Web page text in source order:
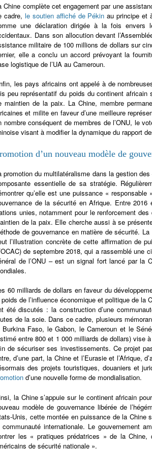
Chine complète cet engagement par une
cadre, le soutien affiché de Pékin au principe et
une déclaration dirigée à la fois envers
Dans son allocution devant
militaire de 100 millions de dollars sur
elle a conclu un accord prévoyant la
logistique de l’UA au Cameroun.
les pays africains ont appelé à de
peu représentatif du poids du continent
maintien de la paix. La Chine, membre
et milite en faveur d’une meilleure
nombre conséquent de membres de l’ONU, le
visant à modifier la dynamique du rapport
d’un nouveau modèle de
promotion du multilatéralisme dans la gestion
essentielle de sa stratégie.
qu’elle est une puissance «
de la sécurité en Afrique. Entre
unies, notamment pour le renforcement
de la paix. Elle cherche aussi à se
de gouvernance en matière de sécurité.
l’illustration concrète de cette affirmation de
de septembre 2018, qui a rassemblé une
de l’ONU – est un signal fort lancé par la
60 milliards de dollars en faveur du
de l’influence économique et politique de
été discutés : la construction d’une
de la soie. Dans ce cadre, plusieurs
Burkina Faso, le Gabon, le Cameroun et le
entre 800 et 1 000 milliards de dollars) vise
de sécuriser ses investissements. Ce projet
d’une part, la Chine et l’Eurasie et l’Afrique,
des projets touristiques, douaniers et
d’une nouvelle forme de mondialisation.
la Chine s’appuie sur le continent africain
modèle de gouvernance libérée de
Unis, cette montée en puissance de la Chine
communauté internationale. Le gouvernement
les « pratiques prédatrices » de la
de sécurité nationale ».